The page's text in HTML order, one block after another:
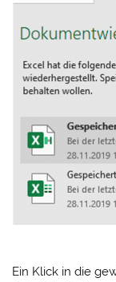
Ein Klick in die